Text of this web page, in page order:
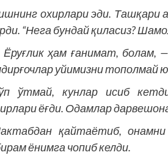
охирлари эди. Ташқари
“Нега бундай қиласиз?
ҳам ғанимат, болам,
уйимизни тополмай
ўтмай, кунлар исиб
ёғди. Одамлар
қайтаётиб,
ёнимга чопиб келди.